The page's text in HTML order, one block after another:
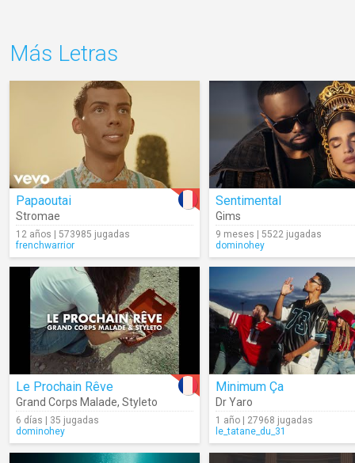
Más Letras
Papaoutai
Stromae
12 años | 573985 jugadas
frenchwarrior
Sentimental
Gims
9 meses | 5522 jugadas
dominohey
Le Prochain Rêve
Grand Corps Malade, Styleto
6 días | 35 jugadas
dominohey
Minimum Ça
Dr Yaro
1 año | 27968 jugadas
le_tatane_du_31